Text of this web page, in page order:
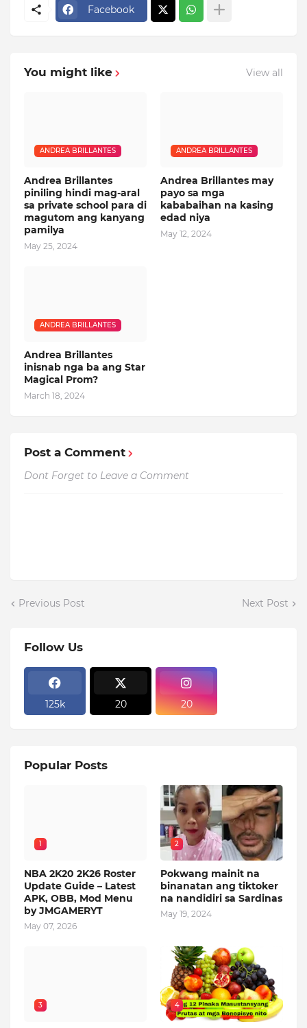
Facebook
You might like View all
ANDREA BRILLANTES
Andrea Brillantes
piniling hindi mag-aral
sa private school para di
magutom ang kanyang
pamilya
May 25, 2024
ANDREA BRILLANTES
Andrea Brillantes may
payo sa mga
kababaihan na kasing
edad niya
May 12, 2024
ANDREA BRILLANTES
Andrea Brillantes
inisnab nga ba ang Star
Magical Prom?
March 18, 2024
Post a Comment
Dont Forget to Leave a Comment
Previous Post Next Post
Follow Us
125k 20 20
Popular Posts
1
NBA 2K20 2K26 Roster
Update Guide – Latest
APK, OBB, Mod Menu
by JMGAMERYT
May 07, 2026
2
Pokwang mainit na
binanatan ang tiktoker
na nandidiri sa Sardinas
May 19, 2024
3 4